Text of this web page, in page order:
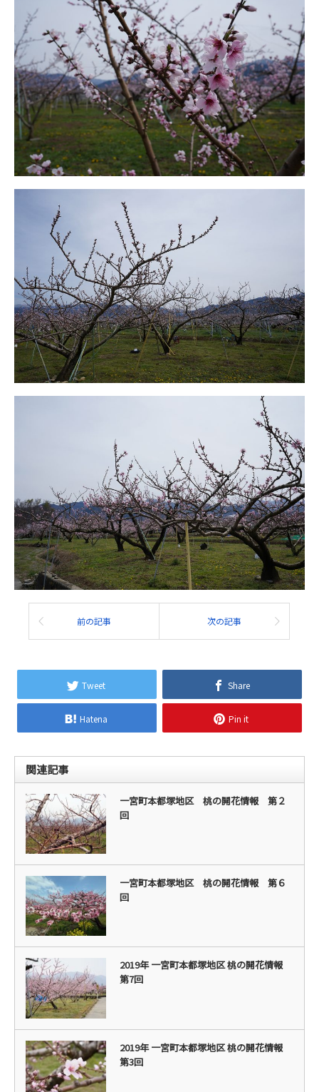
前の記事 次の記事
Tweet Share
Hatena Pin it
関連記事
一宮町本都塚地区 桃の開花情報 第２
回
一宮町本都塚地区 桃の開花情報 第６
回
2019年 一宮町本都塚地区 桃の開花情報
第7回
2019年 一宮町本都塚地区 桃の開花情報
第3回